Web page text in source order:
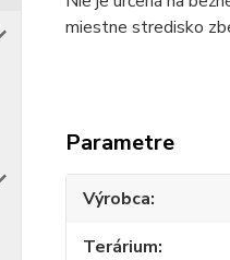
miestne stredisko
Parametre
Výrobca
Terárium